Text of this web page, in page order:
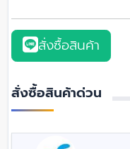
สั่งซื้อสินค้า
สั่งซื้อสินค้าด่วน